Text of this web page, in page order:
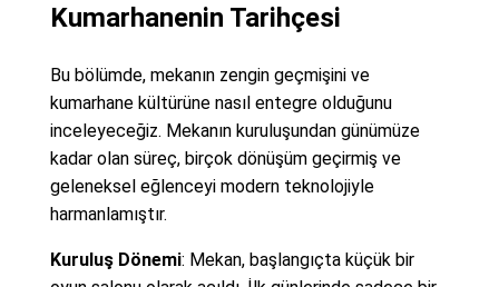
Kumarhanenin Tarihçesi
Bu bölümde, mekanın zengin geçmişini ve
kumarhane kültürüne nasıl entegre olduğunu
inceleyeceğiz. Mekanın kuruluşundan günümüze
kadar olan süreç, birçok dönüşüm geçirmiş ve
geleneksel eğlenceyi modern teknolojiyle
harmanlamıştır.
Kuruluş Dönemi: Mekan, başlangıçta küçük bir